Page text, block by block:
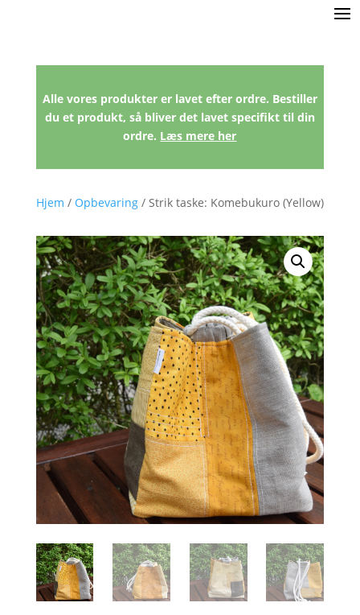
Alle vores produkter er lavet efter ordre. Bestiller
du et produkt, så bliver det lavet specifikt til din
ordre. Læs mere her
Hjem / Opbevaring/ Strik taske: Komebukuro (Yellow)